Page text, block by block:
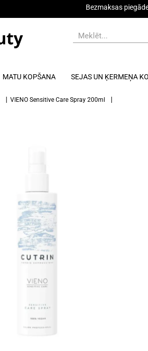
Bezmaksas
MATU KOPŠANA SEJAS UN ĶERMEŅA
VIENO Sensitive Care Spray 200ml